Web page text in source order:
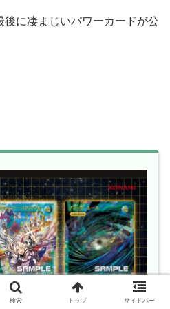
後に凄まじいパワーカードが公
検索 トップ サイドバー